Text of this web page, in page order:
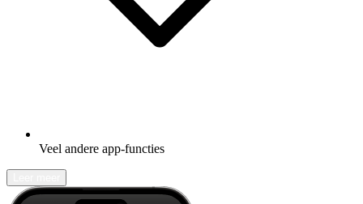
Veel andere app-functies